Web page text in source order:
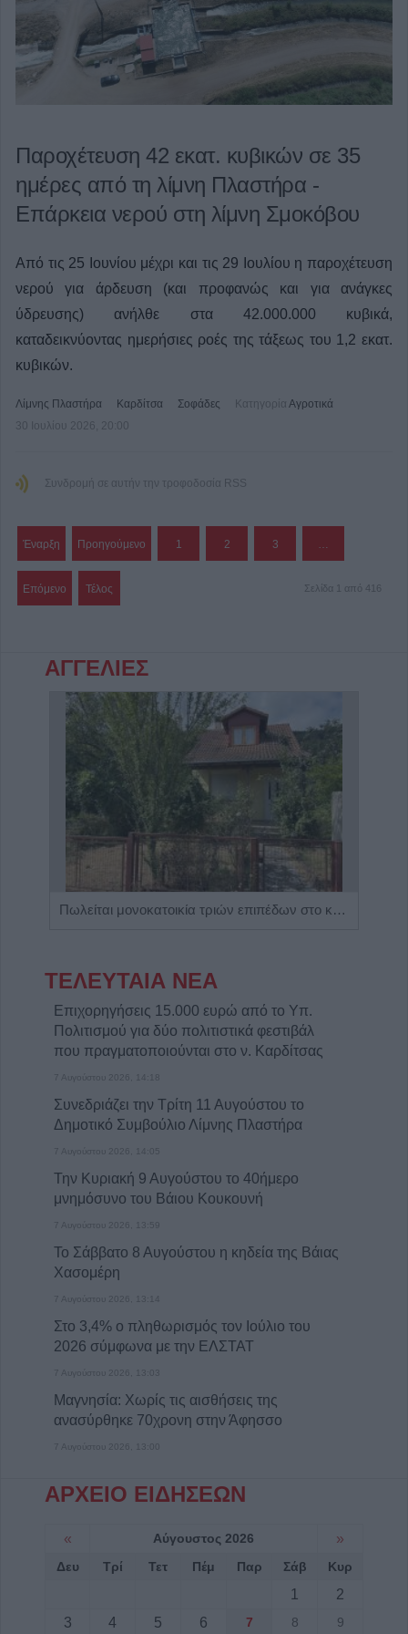
Παροχέτευση 42 εκατ. κυβικών σε 35
ημέρες από τη λίμνη Πλαστήρα -
Επάρκεια νερού στη λίμνη Σμοκόβου
Από τις 25 Ιουνίου μέχρι και τις 29 Ιουλίου η παροχέτευση
νερού για άρδευση (και προφανώς και για ανάγκες
ύδρευσης) ανήλθε στα 42.000.000 κυβικά,
καταδεικνύοντας ημερήσιες ροές της τάξεως του 1,2 εκατ.
κυβικών.
Λίμνης Πλαστήρα Καρδίτσα Σοφάδες Κατηγορία Αγροτικά
30 Ιουλίου 2026, 20:00
Συνδρομή σε αυτήν την τροφοδοσία RSS
Έναρξη Προηγούμενο 1 2 3
Επόμενο Τέλος Σελίδα 1 από 416
ΑΓΓΕΛΙΕΣ
Πωλείται μονοκατοικία τριών επιπέδων στο καταπράσινο Πευκόφυτο Καρδίτσας
ΤΕΛΕΥΤΑΙΑ ΝΕΑ
Επιχορηγήσεις 15.000 ευρώ από το Υπ.
Πολιτισμού για δύο πολιτιστικά φεστιβάλ
που πραγματοποιούνται στο ν. Καρδίτσας
7 Αυγούστου 2026, 14:18
Συνεδριάζει την Τρίτη 11 Αυγούστου το
Δημοτικό Συμβούλιο Λίμνης Πλαστήρα
7 Αυγούστου 2026, 14:05
Την Κυριακή 9 Αυγούστου το 40ήμερο
μνημόσυνο του Βάιου Κουκουνή
7 Αυγούστου 2026, 13:59
Το Σάββατο 8 Αυγούστου η κηδεία της Βάιας
Χασομέρη
7 Αυγούστου 2026, 13:14
Στο 3,4% ο πληθωρισμός τον Ιούλιο του
2026 σύμφωνα με την ΕΛΣΤΑΤ
7 Αυγούστου 2026, 13:03
Μαγνησία: Χωρίς τις αισθήσεις της
ανασύρθηκε 70χρονη στην Άφησσο
7 Αυγούστου 2026, 13:00
εκκρεμούσε Ευρωπαϊκό ένταλμα σύλληψης
7 Αυγούστου 2026, 12:50
Φ. Αλεξάκος: "Αδιαφάνεια και
ΑΡΧΕΙΟ ΕΙΔΗΣΕΩΝ
« Αύγουστος 2026 »
Δευ Τρί Τετ Πέμ Παρ Σάβ Κυρ
1
2
3
4 5 6 7 8
9